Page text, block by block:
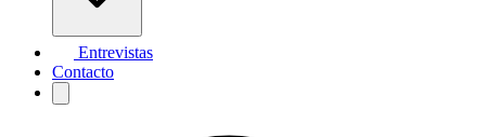
Entrevistas
Contacto